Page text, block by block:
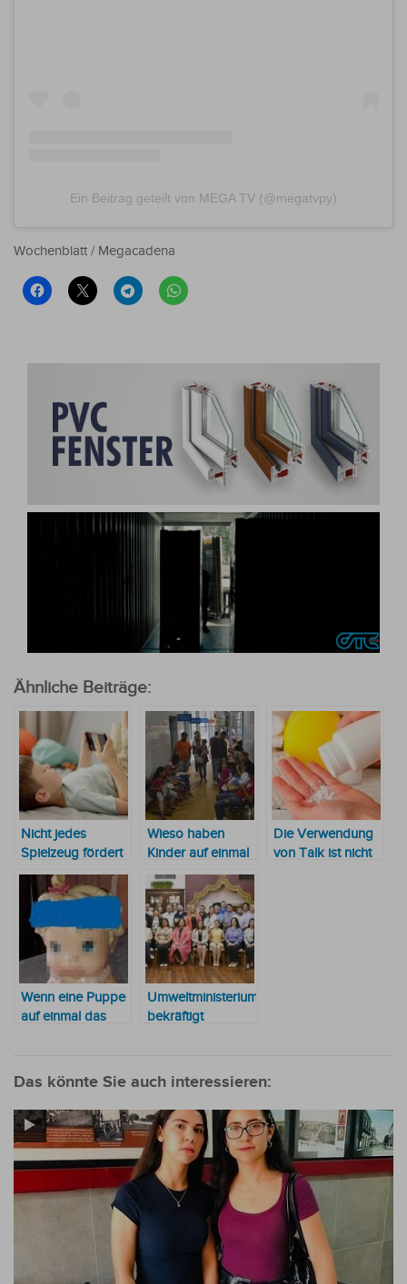
Ein Beitrag geteilt von MEGA TV (@megatvpy)
Wochenblatt / Megacadena
Ähnliche Beiträge:
Nicht jedes
Spielzeug fördert
die kognitive
Entwicklung von
Kindern, vor allem
nicht das
Smartphone
Wieso haben
Kinder auf einmal
so wenig
Abwehrkräfte?
Die Verwendung
von Talk ist nicht
Wenn eine Puppe
auf einmal das
Umweltministerium
bekräftigt
Entwicklung und
Ozonschicht
Das könnte Sie auch interessieren: